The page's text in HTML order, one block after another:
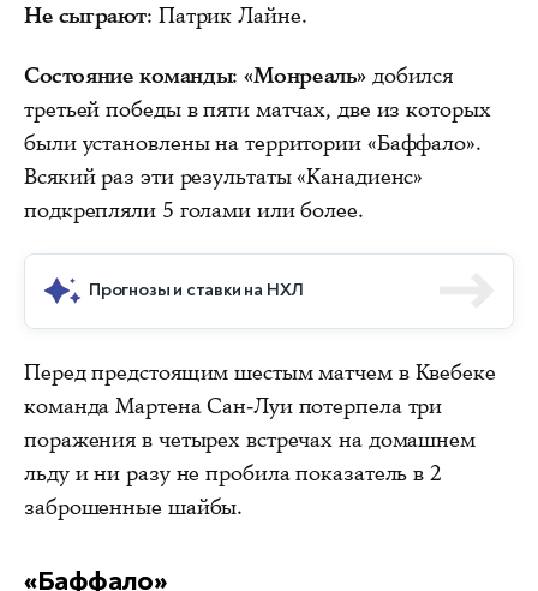
Не сыграют: Патрик Лайне.
Состояние команды: «Монреаль»добился
третьей победы в пяти матчах, две из которых
были установлены на территории «Баффало».
Всякий раз эти результаты «Канадиенс»
подкрепляли 5 голами или более.
Прогнозы и ставки на НХЛ
Перед предстоящим шестым матчем в Квебеке
команда Мартена Сан-Луи потерпела три
поражения в четырех встречах на домашнем
льду и ни разу не пробила показатель в 2
заброшенные шайбы.
«Баффало»